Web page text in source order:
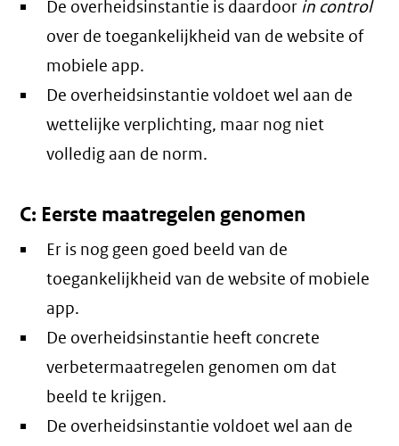
De overheidsinstantie is daardoor in control
over de toegankelijkheid van de website of
mobiele app.
De overheidsinstantie voldoet wel aan de
wettelijke verplichting, maar nog niet
volledig aan de norm.
C: Eerste maatregelen genomen
Er is nog geen goed beeld van de
toegankelijkheid van de website of mobiele
app.
De overheidsinstantie heeft concrete
verbetermaatregelen genomen om dat
beeld te krijgen.
De overheidsinstantie voldoet wel aan de